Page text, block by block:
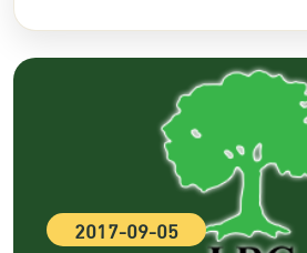
2017-09-05